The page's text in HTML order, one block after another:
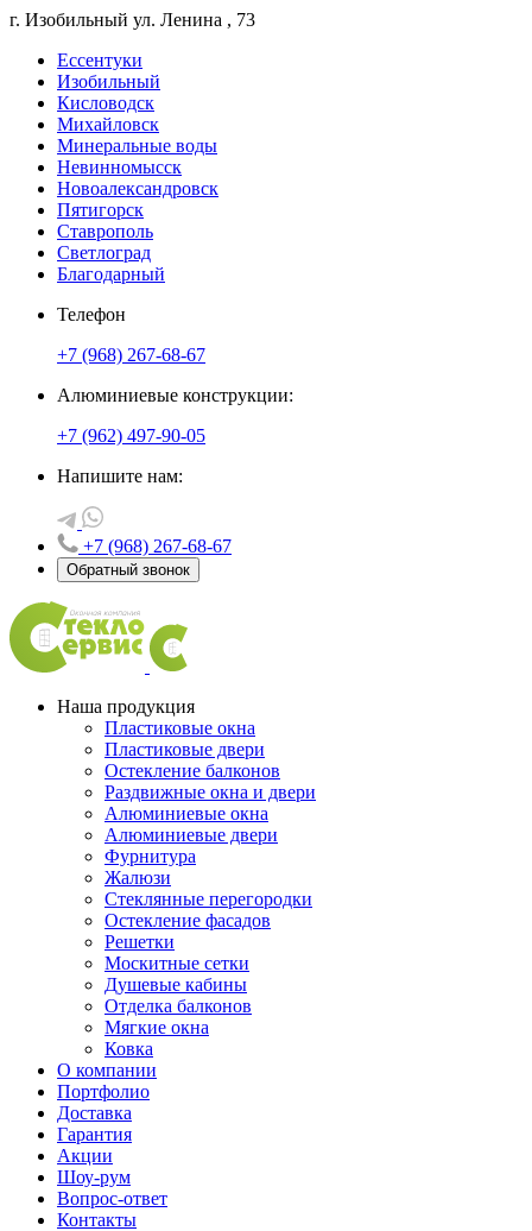
г. Изобильный ул. Ленина , 73
Ессентуки
Изобильный
Кисловодск
Михайловск
Минеральные воды
Невинномысск
Новоалександровск
Пятигорск
Ставрополь
Светлоград
Благодарный
Телефон
+7 (968) 267-68-67
Алюминиевые конструкции:
+7 (962) 497-90-05
Напишите нам:
+7 (968) 267-68-67
Обратный звонок
Наша продукция
Пластиковые окна
Пластиковые двери
Остекление балконов
Раздвижные окна и двери
Алюминиевые окна
Алюминиевые двери
Фурнитура
Жалюзи
Стеклянные перегородки
Остекление фасадов
Решетки
Москитные сетки
Душевые кабины
Отделка балконов
Мягкие окна
Ковка
О компании
Портфолио
Доставка
Гарантия
Акции
Шоу-рум
Вопрос-ответ
Контакты